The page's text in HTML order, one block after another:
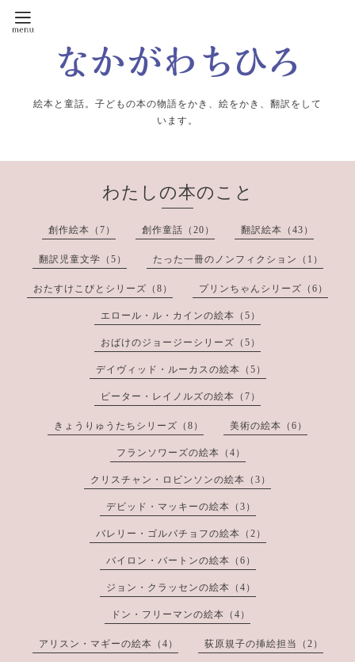
絵本と童話。子どもの本の物語をかき、絵をかき、翻訳をして
います。
わたしの本のこと
創作絵本（7） 創作童話（20） 翻訳絵本（43）
翻訳児童文学（5） たった一冊のノンフィクション（1）
おたすけこびとシリーズ（8） プリンちゃんシリーズ（6）
エロール・ル・カインの絵本（5）
おばけのジョージーシリーズ（5）
デイヴィッド・ルーカスの絵本（5）
ピーター・レイノルズの絵本（7）
きょうりゅうたちシリーズ（8） 美術の絵本（6）
フランソワーズの絵本（4）
クリスチャン・ロビンソンの絵本（3）
デビッド・マッキーの絵本（3）
バレリー・ゴルバチョフの絵本（2）
バイロン・バートンの絵本（6）
ジョン・クラッセンの絵本（4）
ドン・フリーマンの絵本（4）
アリスン・マギーの絵本（4） 荻原規子の挿絵担当（2）